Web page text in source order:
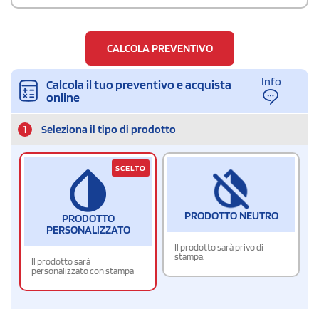
CALCOLA PREVENTIVO
Calcola il tuo preventivo e acquista
online
Info
1 Seleziona il tipo di prodotto
PRODOTTO
PERSONALIZZATO
Il prodotto sarà
personalizzato con stampa
SCELTO
PRODOTTO NEUTRO
Il prodotto sarà privo di
stampa.